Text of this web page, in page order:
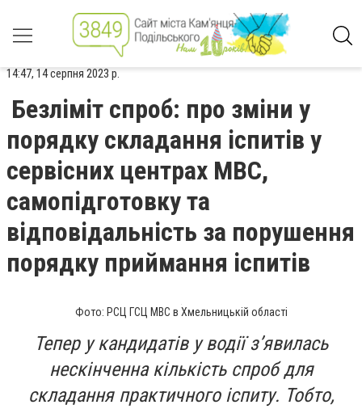
14:47, 14 серпня 2023 р.
Безліміт спроб: про зміни у
порядку складання іспитів у
сервісних центрах МВС,
самопідготовку та
відповідальність за порушення
порядку приймання іспитів
Фото: РСЦ ГСЦ МВС в Хмельницькій області
Тепер у кандидатів у водії з’явилась
нескінченна кількість спроб для
складання практичного іспиту. Тобто,